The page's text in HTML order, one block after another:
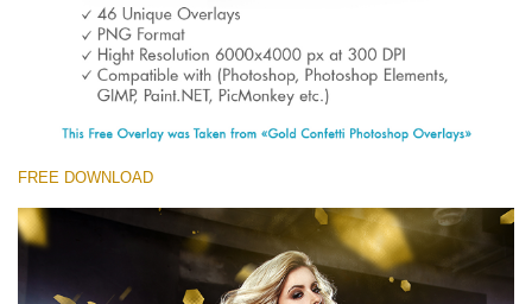
FREE DOWNLOAD